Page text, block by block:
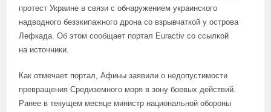
протест Украине в связи с обнаружением украинского
надводного безэкипажного дрона со взрывчаткой у острова
Лефкада. Об этом сообщает портал Euractiv со ссылкой
на источники.
Как отмечает портал, Афины заявили о недопустимости
превращения Средиземного моря в зону боевых действий.
Ранее в текущем месяце министр национальной обороны